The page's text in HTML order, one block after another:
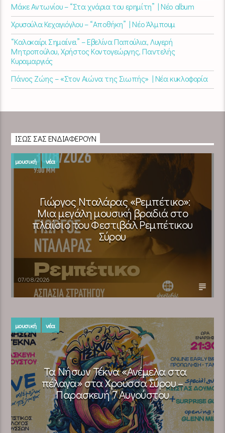
Μάκε Αντωνίου – “Στα χνάρια του ερημίτη” | Νέο album
Χρυσούλα Κεχαγιόγλου – “Αποθήκη” | Νέο Άλμπουμ
“Καλοκαίρι Σημαίνει” – Εβελίνα Παπούλια, Λυγερή
Μητροπούλου, Χρήστος Κοντογεώργης, Παντελής
Κυραμαργιός
Πάνος Ζώης – «Στον Αιώνα της Σιωπής» | Νέα κυκλοφορία
ΊΣΩΣ ΣΑΣ ΕΝΔΙΑΦΈΡΟΥΝ
μουσική νέα
Γιώργος Νταλάρας «Ρεμπέτικο»:
Μια μεγάλη μουσική βραδιά στο
πλαίσιο του Φεστιβάλ Ρεμπέτικου
Σύρου
07/08/2026
μουσική νέα
Τα Νήσων Τέκνα «Ανέμελα στα
πέλαγα» στα Χρούσσα Σύρου –
Παρασκευή 7 Αυγούστου